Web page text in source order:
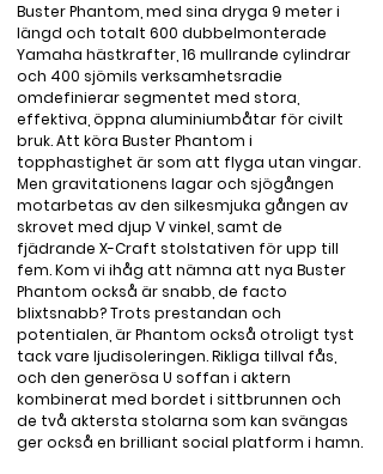
Buster Phantom, med sina dryga 9 meter i
längd och totalt 600 dubbelmonterade
Yamaha hästkrafter, 16 mullrande cylindrar
och 400 sjömils verksamhetsradie
omdefinierar segmentet med stora,
effektiva, öppna aluminiumbåtar för civilt
bruk. Att köra Buster Phantom i
topphastighet är som att flyga utan vingar.
Men gravitationens lagar och sjögången
motarbetas av den silkesmjuka gången av
skrovet med djup V vinkel, samt de
fjädrande X-Craft stolstativen för upp till
fem. Kom vi ihåg att nämna att nya Buster
Phantom också är snabb, de facto
blixtsnabb? Trots prestandan och
potentialen, är Phantom också otroligt tyst
tack vare ljudisoleringen. Rikliga tillval fås,
och den generösa U soffan i aktern
kombinerat med bordet i sittbrunnen och
de två aktersta stolarna som kan svängas
ger också en brilliant social platform i hamn.